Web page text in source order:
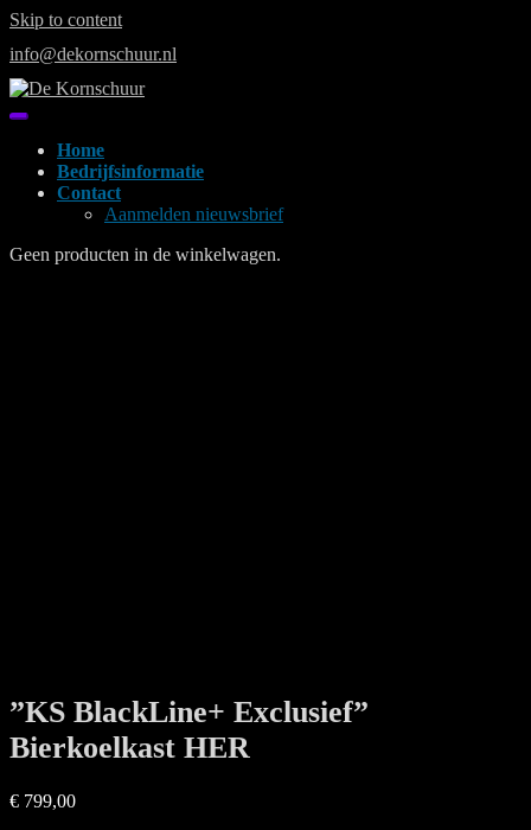
Skip to content
info@dekornschuur.nl
Home
Bedrijfsinformatie
Contact
Aanmelden nieuwsbrief
Geen producten in de winkelwagen.
”KS BlackLine+ Exclusief”
Bierkoelkast HER
€ 799,00